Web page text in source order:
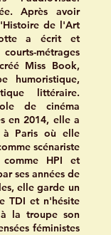
Après avoir
de l'Art
a écrit et
métrages
Miss Book,
humoristique,
littéraire.
de cinéma
en 2014, elle a
à Paris où elle
scénariste
HPI et
ses années de
elle garde un
TDI et n'hésite
la troupe son
féministes